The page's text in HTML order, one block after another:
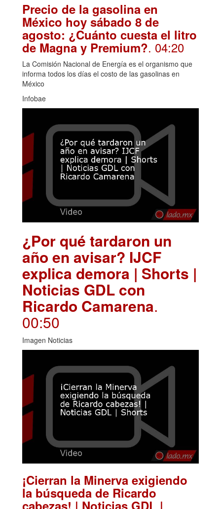
Precio de la gasolina en
México hoy sábado 8 de
agosto: ¿Cuánto cuesta el litro
de Magna y Premium?. 04:20
La Comisión Nacional de Energía es el organismo que
informa todos los días el costo de las gasolinas en
México
Infobae
¿Por qué tardaron un
año en avisar? IJCF
explica demora | Shorts |
Noticias GDL con
Ricardo Camarena.
00:50
Imagen Noticias
¡Cierran la Minerva exigiendo
la búsqueda de Ricardo
cabezas! | Noticias GDL |